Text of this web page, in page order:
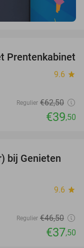
37%
Prentenkabinet
9.6 star
Regulier €62,50
€39,50
19%
bij Genieten
9.6 star
Regulier €46,50
€37,50